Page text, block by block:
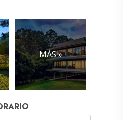
MÁS »